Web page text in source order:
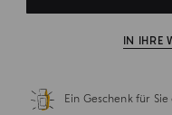
IN IHRE
Ein Geschenk für